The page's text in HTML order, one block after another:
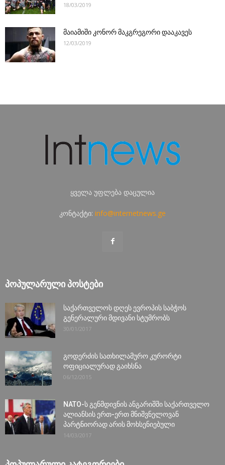
18/03/2019
მაიამიში კონორ მაკგრეგორი დააკავეს
12/03/2019
ყველა უფლება დაცულია
კონტაქტი: info@internetnews.ge
ᲞᲝᲞᲣᲚᲐᲠᲣᲚᲘ ᲞᲝᲡᲢᲔᲑᲘ
საქართველოს დღეს ევროპის საბჭოს
გენერალური მდივანი სტუმრობს
30/01/2017
გოდერძის სათხილამურო კურორტი
ოფიციალურად გაიხსნა
06/12/2015
NATO-ს გენმდივნის ანგარიშში საქართველო
ალიანსის ერთ-ერთ მნიშვნელოვან
პარტნიორად არის მოხსენიებული
14/03/2017